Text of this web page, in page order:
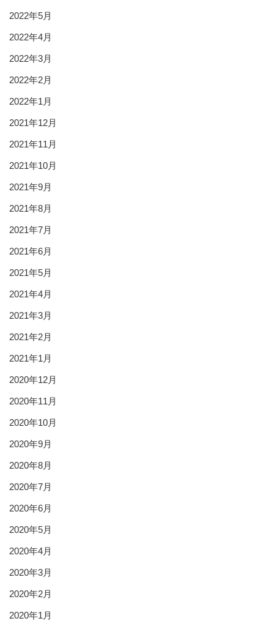
2022年5月
2022年4月
2022年3月
2022年2月
2022年1月
2021年12月
2021年11月
2021年10月
2021年9月
2021年8月
2021年7月
2021年6月
2021年5月
2021年4月
2021年3月
2021年2月
2021年1月
2020年12月
2020年11月
2020年10月
2020年9月
2020年8月
2020年7月
2020年6月
2020年5月
2020年4月
2020年3月
2020年2月
2020年1月